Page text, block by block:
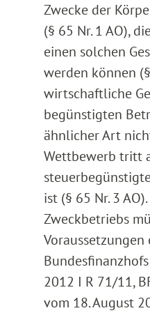
Zwecke der
(§ 65 Nr. 1 AO),
einen solchen
werden können
wirtschaftliche
begünstigten
ähnlicher Art
Wettbewerb tritt
ist (§ 65 Nr. 3
Zweckbetriebs
Bundesfinanzhofs
2012 I R 71/11,
vom 18. August